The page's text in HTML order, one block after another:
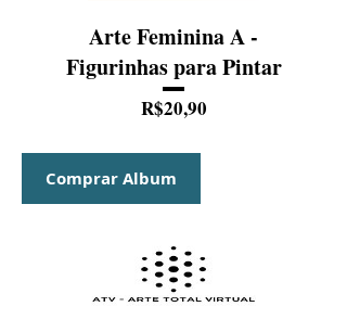
Arte Feminina A -
Figurinhas para Pintar
R$20,90Preço
Comprar Album